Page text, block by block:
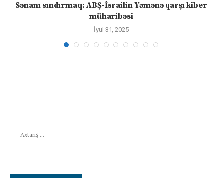
Sənanı sındırmaq: ABŞ-İsrailin Yəmənə qarşı kiber
müharibəsi
İyul 31, 2025